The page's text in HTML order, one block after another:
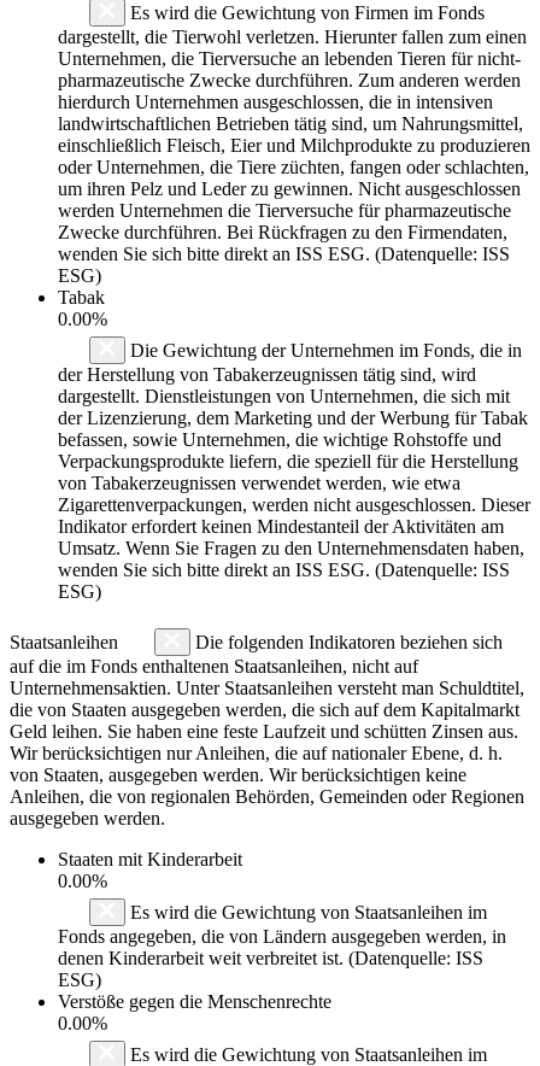
Es wird die Gewichtung von Firmen im Fonds
dargestellt, die Tierwohl verletzen. Hierunter fallen zum einen
Unternehmen, die Tierversuche an lebenden Tieren für nicht-
pharmazeutische Zwecke durchführen. Zum anderen werden
hierdurch Unternehmen ausgeschlossen, die in intensiven
landwirtschaftlichen Betrieben tätig sind, um Nahrungsmittel,
einschließlich Fleisch, Eier und Milchprodukte zu produzieren
oder Unternehmen, die Tiere züchten, fangen oder schlachten,
um ihren Pelz und Leder zu gewinnen. Nicht ausgeschlossen
werden Unternehmen die Tierversuche für pharmazeutische
Zwecke durchführen. Bei Rückfragen zu den Firmendaten,
wenden Sie sich bitte direkt an ISS ESG. (Datenquelle: ISS
ESG)
Tabak
0.00%
Die Gewichtung der Unternehmen im Fonds, die in
der Herstellung von Tabakerzeugnissen tätig sind, wird
dargestellt. Dienstleistungen von Unternehmen, die sich mit
der Lizenzierung, dem Marketing und der Werbung für Tabak
befassen, sowie Unternehmen, die wichtige Rohstoffe und
Verpackungsprodukte liefern, die speziell für die Herstellung
von Tabakerzeugnissen verwendet werden, wie etwa
Zigarettenverpackungen, werden nicht ausgeschlossen. Dieser
Indikator erfordert keinen Mindestanteil der Aktivitäten am
Umsatz. Wenn Sie Fragen zu den Unternehmensdaten haben,
wenden Sie sich bitte direkt an ISS ESG. (Datenquelle: ISS
ESG)
Staatsanleihen
Die folgenden Indikatoren beziehen sich
auf die im Fonds enthaltenen Staatsanleihen, nicht auf
Unternehmensaktien. Unter Staatsanleihen versteht man Schuldtitel,
die von Staaten ausgegeben werden, die sich auf dem Kapitalmarkt
Geld leihen. Sie haben eine feste Laufzeit und schütten Zinsen aus.
Wir berücksichtigen nur Anleihen, die auf nationaler Ebene, d. h.
von Staaten, ausgegeben werden. Wir berücksichtigen keine
Anleihen, die von regionalen Behörden, Gemeinden oder Regionen
ausgegeben werden.
Staaten mit Kinderarbeit
0.00%
Es wird die Gewichtung von Staatsanleihen im
Fonds angegeben, die von Ländern ausgegeben werden, in
denen Kinderarbeit weit verbreitet ist. (Datenquelle: ISS
ESG)
Verstöße gegen die Menschenrechte
0.00%
Es wird die Gewichtung von Staatsanleihen im